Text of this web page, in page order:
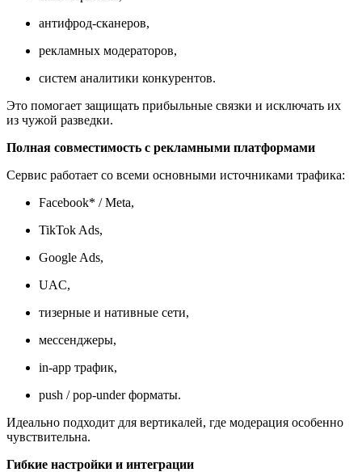
антифрод-сканеров,
рекламных модераторов,
систем аналитики конкурентов.
Это помогает защищать прибыльные связки и исключать их
из чужой разведки.
Полная совместимость с рекламными платформами
Сервис работает со всеми основными источниками трафика:
Facebook* / Meta,
TikTok Ads,
Google Ads,
UAC,
тизерные и нативные сети,
мессенджеры,
in-app трафик,
push / pop-under форматы.
Идеально подходит для вертикалей, где модерация особенно
чувствительна.
Гибкие настройки и интеграции